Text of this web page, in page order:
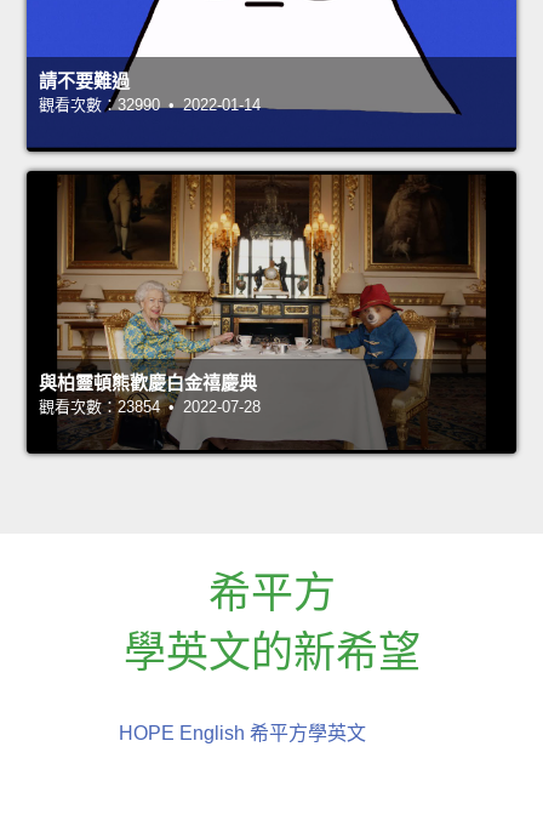
請不要難過
觀看次數：32990 • 2022-01-14
與柏靈頓熊歡慶白金禧慶典
觀看次數：23854 • 2022-07-28
希平方
學英文的新希望
HOPE English 希平方學英文